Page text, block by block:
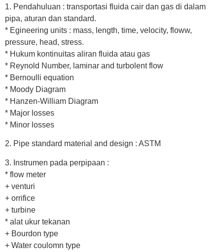
1. Pendahuluan : transportasi fluida cair dan gas di dalam
pipa, aturan dan standard.
* Egineering units : mass, length, time, velocity, floww,
pressure, head, stress.
* Hukum kontinuitas aliran fluida atau gas
* Reynold Number, laminar and turbolent flow
* Bernoulli equation
* Moody Diagram
* Hanzen-William Diagram
* Major losses
* Minor losses
2. Pipe standard material and design : ASTM
3. Instrumen pada perpipaan :
* flow meter
+ venturi
+ orrifice
+ turbine
* alat ukur tekanan
+ Bourdon type
+ Water coulomn type